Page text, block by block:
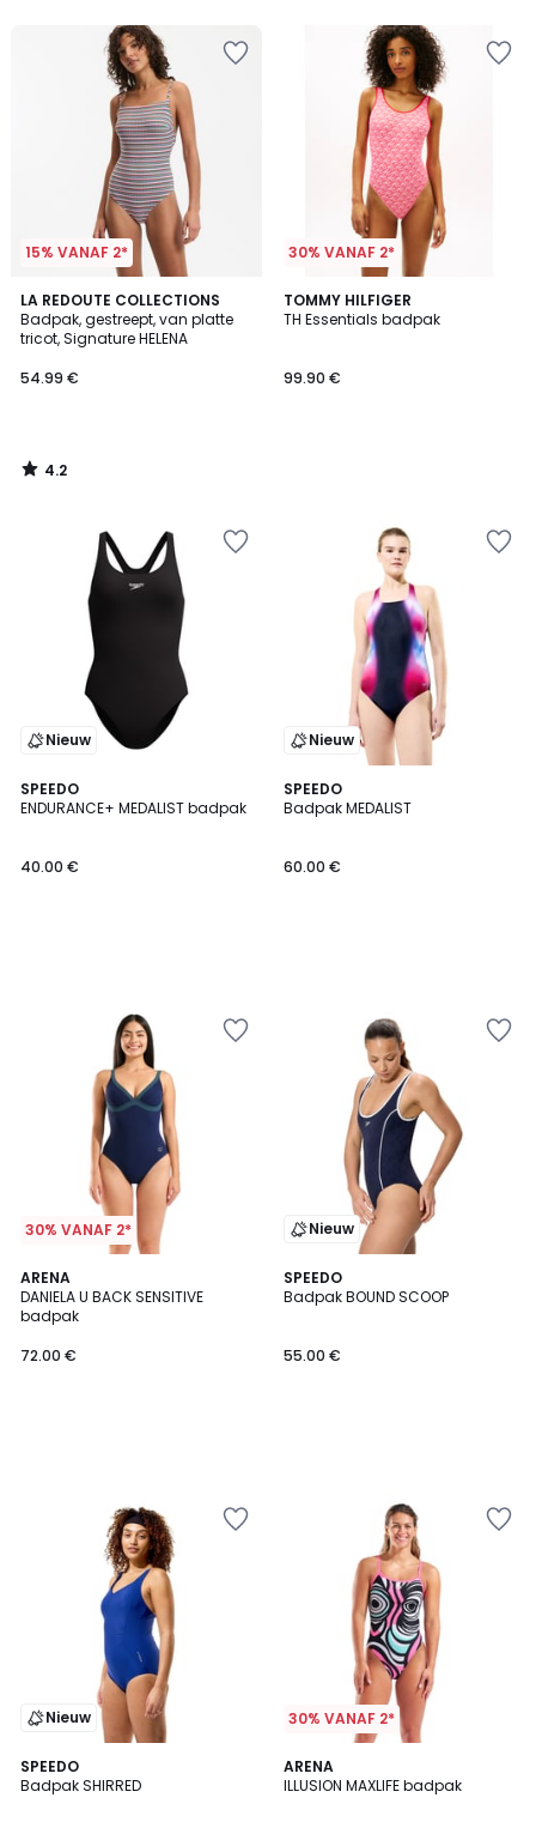
15% VANAF 2*
LA REDOUTE COLLECTIONS
Badpak, gestreept, van platte
tricot, Signature HELENA
54.99 €
4.2
/ 5
4.2
/
30% VANAF 2*
TOMMY HILFIGER
TH Essentials badpak
99.90 €
Nieuw
SPEEDO
ENDURANCE+ MEDALIST badpak
40.00 €
Nieuw
SPEEDO
Badpak MEDALIST
60.00 €
30% VANAF 2*
ARENA
DANIELA U BACK SENSITIVE
badpak
72.00 €
Nieuw
SPEEDO
Badpak BOUND SCOOP
55.00 €
Nieuw
SPEEDO
Badpak SHIRRED
2
Kleuren
30% VANAF 2*
ARENA
ILLUSION MAXLIFE badpak